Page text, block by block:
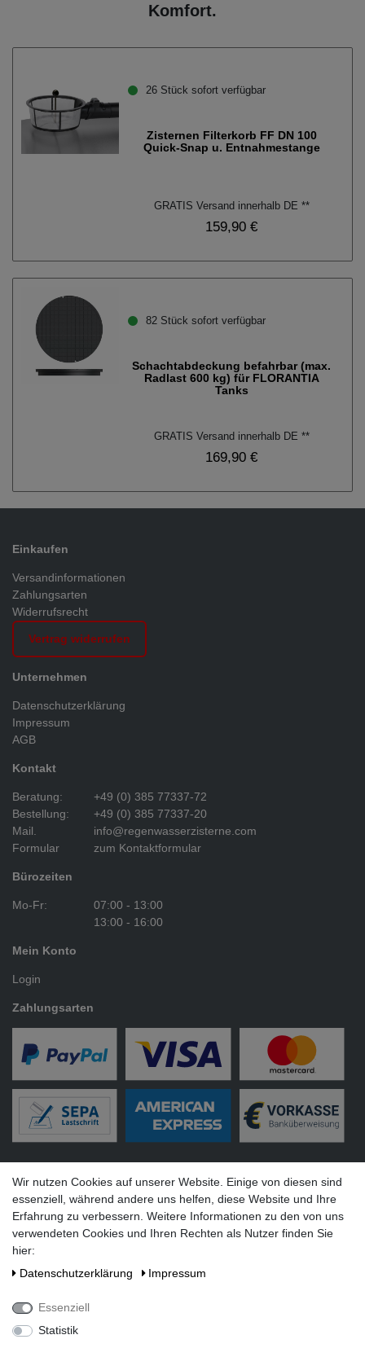
Komfort.
26 Stück sofort verfügbar
Zisternen Filterkorb FF DN 100
Quick-Snap u. Entnahmestange
GRATIS Versand innerhalb DE **
159,90 €
82 Stück sofort verfügbar
Schachtabdeckung befahrbar (max.
Radlast 600 kg) für FLORANTIA
Tanks
GRATIS Versand innerhalb DE **
169,90 €
Einkaufen
Versandinformationen
Zahlungsarten
Widerrufsrecht
Vertrag widerrufen
Unternehmen
Datenschutzerklärung
Impressum
AGB
Kontakt
Beratung:
+49 (0) 385 77337-72
Bestellung:
+49 (0) 385 77337-20
Mail.
info@regenwasserzisterne.com
Formular
zum Kontaktformular
Bürozeiten
Mo-Fr:
07:00 - 13:00
13:00 - 16:00
Mein Konto
Login
Zahlungsarten
Social Media
Wir nutzen Cookies auf unserer Website. Einige von diesen sind
essenziell, während andere uns helfen, diese Website und Ihre
Erfahrung zu verbessern. Weitere Informationen zu den von uns
verwendeten Cookies und Ihren Rechten als Nutzer finden Sie
hier:
Daten­schutz­erklärung
Impressum
Essenziell
Statistik